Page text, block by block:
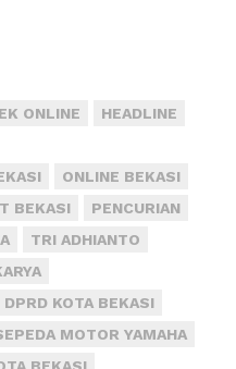
Bekasi, Komisaris
ada dua jalur
roda empat
Cikampek,
jalur pantai utara
Kabupaten
mengurai kemacetan
mengarahkan
edukasi kepada
ONLINE
HEADLINE
ONLINE BEKASI
BEKASI
PENCURIAN
TRI ADHIANTO
DPRD KOTA BEKASI
MOTOR YAMAHA